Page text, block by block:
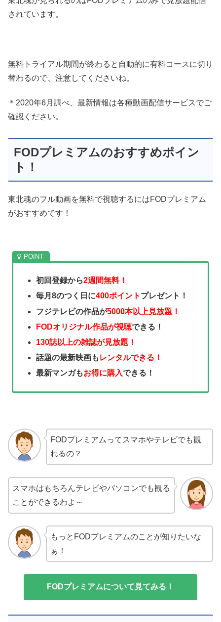
されています。
無料トライアル期間が終わると自動的に有料コースに切り
替わるので、注意してくださいね。
＊2020年6月調べ、最新情報は各種動画配信サービスでご
確認ください。
FODプレミアムのおすすめポイン
ト！
東北魂のフル動画を無料で視聴するにはFODプレミアム
がおすすめです！
初回登録から2週間無料！
毎月8のつく日に400ポイント プレゼント！
フジテレビの作品が5000本以上見放題！
FODオリジナル作品が視聴できる！
130誌以上の雑誌が見放題！
話題の最新映画も レンタルできる！
最新マンガもお得に購入できる！
FODプレミアムってスマホやテレビでも観
れるの？
スマホはもちろんテレビやパソコンでも観る
ことができるわよ～
もっとFODプレミアムのことが知りたいな
ぁ！
FODプレミアムについて見てみる！